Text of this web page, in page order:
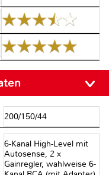
200/150/44
6-Kanal High-Level mit
Autosense, 2 x
Gainregler, wahlweise 6-